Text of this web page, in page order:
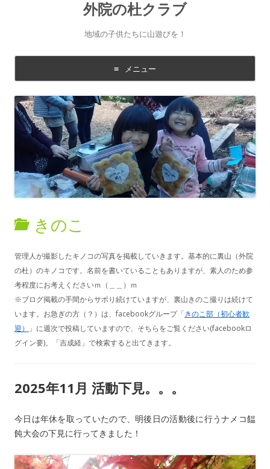
外院の杜クラブ
地域の子供たちに山遊びを！
メニュー
コ
ン
テ
ン
ツ
に
きのこ
管理人が撮影したキノコの写真を掲載していきます。基本的に裏山（外院
の杜）のキノコです。名前を書いていることもありますが、素人のため参
考程度にお考えくださいｍ（＿＿）ｍ
※ブログ掲載の手間からサボり続けていますが、裏山きのこ撮りは続けて
います。お急ぎの方（？）は、facebookグループ「きのこ部（初心者歓
迎）
」に週次で投稿していますので、そちらをご覧ください(facebookロ
グイン要)。「吉成経」で検索すると出てきます。
2025年11月 活動下見。。。
今日は年休を取っていたので、明後日の活動後に行うナメコ饂
飩大会の下見に行ってきました！